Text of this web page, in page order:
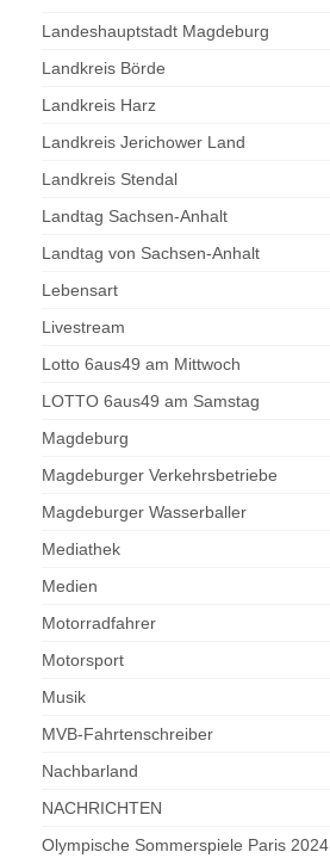
Landeshauptstadt Magdeburg
Landkreis Börde
Landkreis Harz
Landkreis Jerichower Land
Landkreis Stendal
Landtag Sachsen-Anhalt
Landtag von Sachsen-Anhalt
Lebensart
Livestream
Lotto 6aus49 am Mittwoch
LOTTO 6aus49 am Samstag
Magdeburg
Magdeburger Verkehrsbetriebe
Magdeburger Wasserballer
Mediathek
Medien
Motorradfahrer
Motorsport
Musik
MVB-Fahrtenschreiber
Nachbarland
NACHRICHTEN
Olympische Sommerspiele Paris 2024